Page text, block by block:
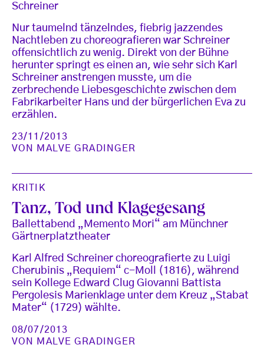
Schreiner
Nur taumelnd tänzelndes, fiebrig jazzendes
Nachtleben zu choreografieren war Schreiner
offensichtlich zu wenig. Direkt von der Bühne
herunter springt es einen an, wie sehr sich Karl
Schreiner anstrengen musste, um die
zerbrechende Liebesgeschichte zwischen dem
Fabrikarbeiter Hans und der bürgerlichen Eva zu
erzählen.
23/11/2013
VON MALVE GRADINGER
KRITIK
Tanz, Tod und Klagegesang
Ballettabend „Memento Mori“ am Münchner
Gärtnerplatztheater
Karl Alfred Schreiner choreografierte zu Luigi
Cherubinis „Requiem“ c-Moll (1816), während
sein Kollege Edward Clug Giovanni Battista
Pergolesis Marienklage unter dem Kreuz „Stabat
Mater“ (1729) wählte.
08/07/2013
VON MALVE GRADINGER